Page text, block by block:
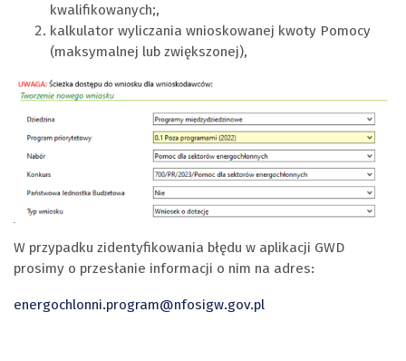
kwalifikowanych;,
kalkulator wyliczania wnioskowanej kwoty Pomocy
(maksymalnej lub zwiększonej),
W przypadku zidentyfikowania błędu w aplikacji GWD
prosimy o przesłanie informacji o nim na adres:
energochlonni.program@nfosigw.gov.pl